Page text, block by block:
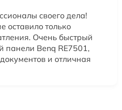
своего дела!
оставило только
Очень быстрый
панели Benq RE7501,
и отличная